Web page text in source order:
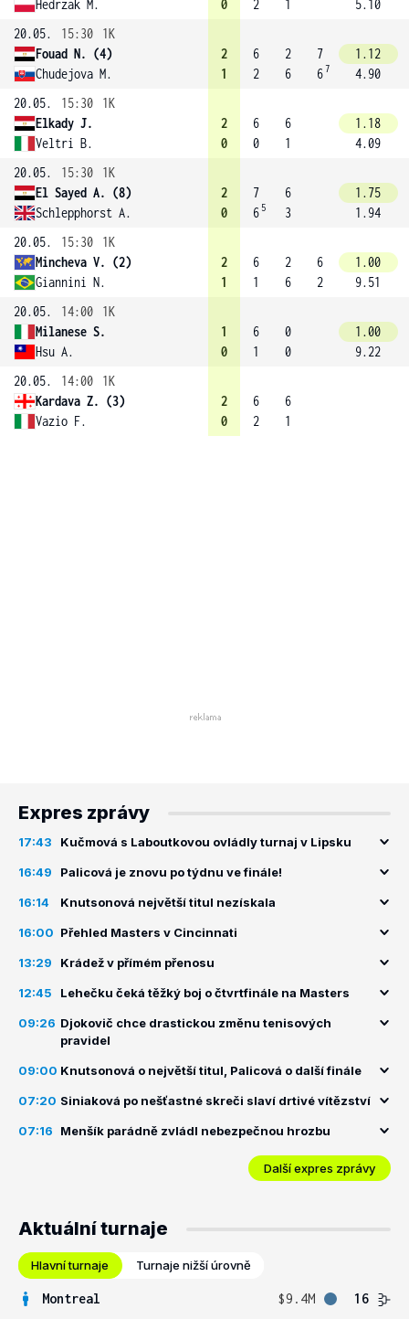
Hedrzak M. 0 2 1
5.10
20.05.
15:30
1K
Fouad N. (4)
Chudejova M.
2
1
6
2
2
6
7
67
1.12
4.90
20.05.
15:30
1K
Elkady J.
Veltri B.
2
0
6
0
6
1
1.18
4.09
20.05.
15:30
1K
El Sayed A. (8)
Schlepphorst A.
2
0
7
6 5
6
3
1.75
1.94
20.05.
15:30
1K
Mincheva V. (2)
Giannini N.
2
1
6
1
2
6
6
2
1.00
9.51
20.05.
14:00
1K
Milanese S.
Hsu A.
1
0
6
1
0
0
1.00
9.22
20.05.
14:00
1K
Kardava Z. (3)
Vazio F.
2
0
6
2
6
1
Expres zprávy
17:43 Kučmová s Laboutkovou ovládly turnaj v Lipsku
16:49 Palicová je znovu po týdnu ve finále!
16:14 Knutsonová největší titul nezískala
16:00 Přehled Masters v Cincinnati
13:29 Krádež v přímém přenosu
12:45 Lehečku čeká těžký boj o čtvrtfinále na Masters
09:26 Djokovič chce drastickou změnu tenisových
pravidel
09:00 Knutsonová o největší titul, Palicová o další finále
07:20 Siniaková po nešťastné skreči slaví drtivé vítězství
07:16 Menšík parádně zvládl nebezpečnou hrozbu
Další expres zprávy
Aktuální turnaje
Hlavní turnaje Turnaje nižší úrovně
Montreal $9.4M
16